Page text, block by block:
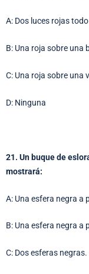
A: Dos luces rojas
B: Una roja sobre una
C: Una roja sobre una
D: Ninguna
21. Un buque de
mostrará:
A: Una esfera negra a
B: Una esfera negra a
C: Dos esferas negras.